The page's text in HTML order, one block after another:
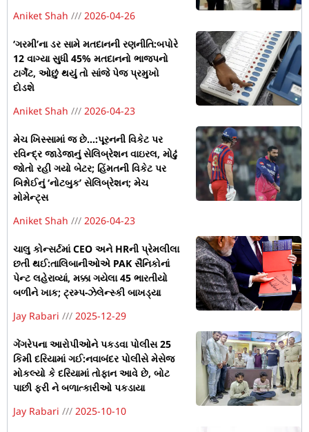
Aniket Shah
2026-04-26
‘ગરમી’ના ડર સામે મતદાનની રણનીતિ:બપોરે
12 વાગ્યા સુધી 45% મતદાનનો ભાજપનો
ટાર્ગેટ, ઓછું થયું તો સાંજે પેજ પ્રમુખો
દોડશે
Aniket Shah
2026-04-23
મેચ ખિસ્સામાં જ છે…:પૂરનની વિકેટ પર
રવિન્દ્ર જાડેજાનું સેલિબ્રેશન વાઇરલ, મોઢું
જોતો રહી ગયો બેટર; હિંમતની વિકેટ પર
બિશ્નોઈનું ‘નોટબુક’ સેલિબ્રેશન; મેચ
મોમેન્ટ્સ
Aniket Shah
2026-04-23
ચાલુ કોન્સર્ટમાં CEO અને HRની પ્રેમલીલા
છતી થઈ:તાલિબાનીઓએ PAK સૈનિકોનાં
પેન્ટ લહેરાવ્યાં, મક્કા ગયેલા 45 ભારતીયો
બળીને ખાક; ટ્રમ્પ-ઝેલેન્સ્કી બાખડ્યા
Jay Rabari
2025-12-29
ગેંગરેપના આરોપીઓને પકડવા પોલીસ 25
કિમી દરિયામાં ગઈ:નવાબંદર પોલીસે મેસેજ
મોકલ્યો કે દરિયામાં તોફાન આવે છે, બોટ
પાછી ફરી ને બળાત્કારીઓ પકડાયા
Jay Rabari
2025-10-10